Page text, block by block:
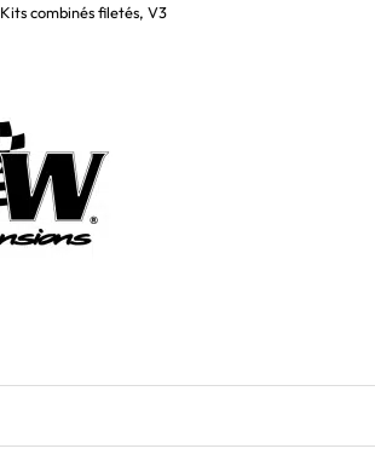
Kits combinés filetés, V3